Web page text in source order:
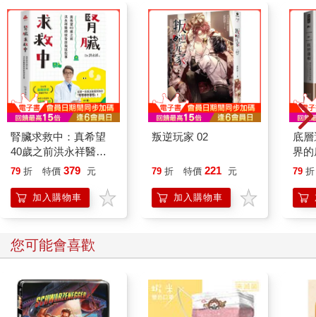
腎臟求救中：真希望
40歲之前洪永祥醫師
就告訴我這些事
79 折 特價 379 元
加入購物車
叛逆玩家 02
79 折 特價 221 元
加入購物車
底
界
79 折
您可能會喜歡